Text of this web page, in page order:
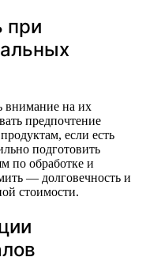
при
внимание на их
предпочтение
если есть
подготовить
по обработке и
— долговечность и
стоимости.